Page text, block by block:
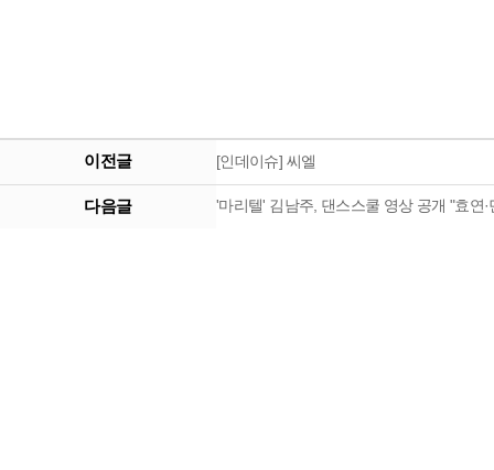
이전글 [인데이슈] 씨엘
다음글 '마리텔' 김남주, 댄스스쿨 영상 공개 "효연